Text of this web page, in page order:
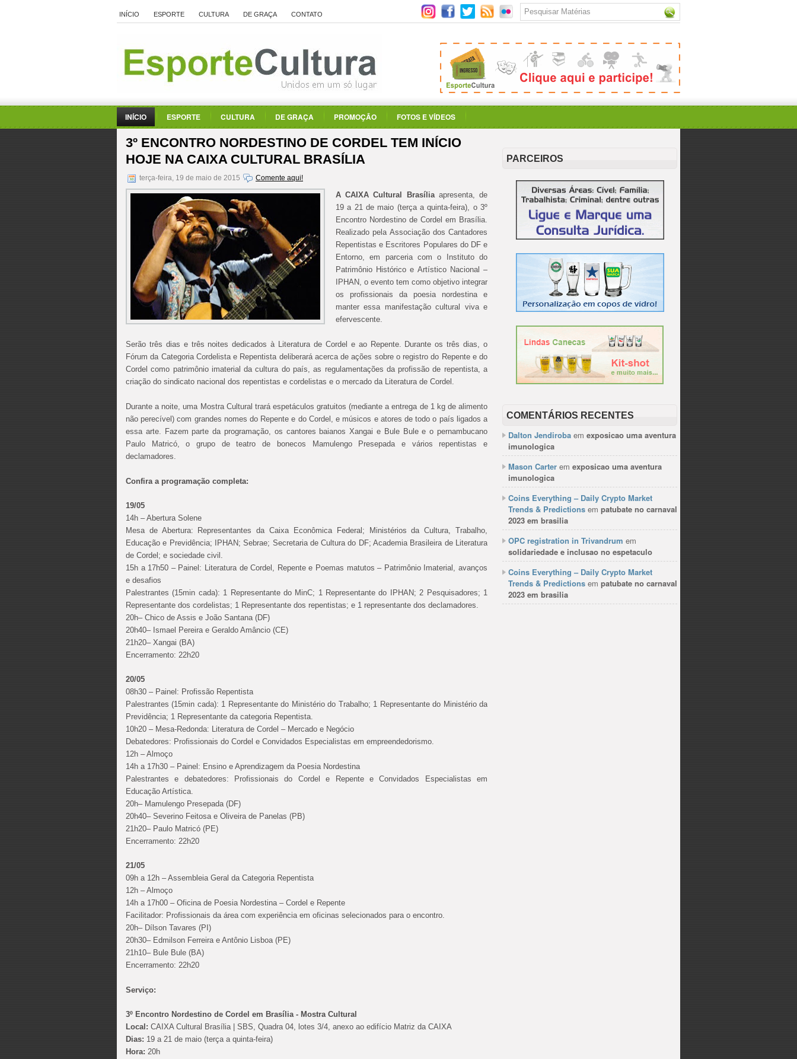
INÍCIO ESPORTE CULTURA DE GRAÇA CONTATO
INÍCIO ESPORTE CULTURA DE GRAÇA PROMOÇÃO FOTOS E VÍDEOS
3º ENCONTRO NORDESTINO DE CORDEL TEM INÍCIO
HOJE NA CAIXA CULTURAL BRASÍLIA
terça-feira, 19 de maio de 2015 Comente aqui!
A CAIXA Cultural Brasília apresenta, de
19 a 21 de maio (terça a quinta-feira), o 3º
Encontro Nordestino de Cordel em Brasília.
Realizado pela Associação dos Cantadores
Repentistas e Escritores Populares do DF e
Entorno, em parceria com o Instituto do
Patrimônio Histórico e Artístico Nacional –
IPHAN, o evento tem como objetivo integrar
os profissionais da poesia nordestina e
manter essa manifestação cultural viva e
efervescente.
Serão três dias e três noites dedicados à Literatura de Cordel e ao Repente. Durante os três dias, o
Fórum da Categoria Cordelista e Repentista deliberará acerca de ações sobre o registro do Repente e do
Cordel como patrimônio imaterial da cultura do país, as regulamentações da profissão de repentista, a
criação do sindicato nacional dos repentistas e cordelistas e o mercado da Literatura de Cordel.
Durante a noite, uma Mostra Cultural trará espetáculos gratuitos (mediante a entrega de 1 kg de alimento
não perecível) com grandes nomes do Repente e do Cordel, e músicos e atores de todo o país ligados a
essa arte. Fazem parte da programação, os cantores baianos Xangai e Bule Bule e o pernambucano
Paulo Matricó, o grupo de teatro de bonecos Mamulengo Presepada e vários repentistas e
declamadores.
Confira a programação completa:
19/05
14h – Abertura Solene
Mesa de Abertura: Representantes da Caixa Econômica Federal; Ministérios da Cultura, Trabalho,
Educação e Previdência; IPHAN; Sebrae; Secretaria de Cultura do DF; Academia Brasileira de Literatura
de Cordel; e sociedade civil.
15h a 17h50 – Painel: Literatura de Cordel, Repente e Poemas matutos – Patrimônio Imaterial, avanços
e desafios
Palestrantes (15min cada): 1 Representante do MinC; 1 Representante do IPHAN; 2 Pesquisadores; 1
Representante dos cordelistas; 1 Representante dos repentistas; e 1 representante dos declamadores.
20h– Chico de Assis e João Santana (DF)
20h40– Ismael Pereira e Geraldo Amâncio (CE)
21h20– Xangai (BA)
Encerramento: 22h20
20/05
08h30 – Painel: Profissão Repentista
Palestrantes (15min cada): 1 Representante do Ministério do Trabalho; 1 Representante do Ministério da
Previdência; 1 Representante da categoria Repentista.
10h20 – Mesa-Redonda: Literatura de Cordel – Mercado e Negócio
Debatedores: Profissionais do Cordel e Convidados Especialistas em empreendedorismo.
12h – Almoço
14h a 17h30 – Painel: Ensino e Aprendizagem da Poesia Nordestina
Palestrantes e debatedores: Profissionais do Cordel e Repente e Convidados Especialistas em
Educação Artística.
20h– Mamulengo Presepada (DF)
20h40– Severino Feitosa e Oliveira de Panelas (PB)
21h20– Paulo Matricó (PE)
Encerramento: 22h20
21/05
09h a 12h – Assembleia Geral da Categoria Repentista
12h – Almoço
14h a 17h00 – Oficina de Poesia Nordestina – Cordel e Repente
Facilitador: Profissionais da área com experiência em oficinas selecionados para o encontro.
20h– Dílson Tavares (PI)
20h30– Edmilson Ferreira e Antônio Lisboa (PE)
21h10– Bule Bule (BA)
Encerramento: 22h20
Serviço:
3º Encontro Nordestino de Cordel em Brasília - Mostra Cultural
Local: CAIXA Cultural Brasília | SBS, Quadra 04, lotes 3/4, anexo ao edifício Matriz da CAIXA
Dias: 19 a 21 de maio (terça a quinta-feira)
Hora: 20h
PARCEIROS
COMENTÁRIOS RECENTES
Dalton Jendiroba em exposicao uma aventura
imunologica
Mason Carter em exposicao uma aventura
imunologica
Coins Everything – Daily Crypto Market
Trends & Predictions em patubate no carnaval
2023 em brasilia
OPC registration in Trivandrum em
solidariedade e inclusao no espetaculo
Coins Everything – Daily Crypto Market
Trends & Predictions em patubate no carnaval
2023 em brasilia